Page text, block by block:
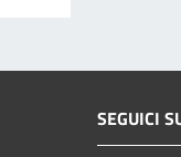
SEGUICI